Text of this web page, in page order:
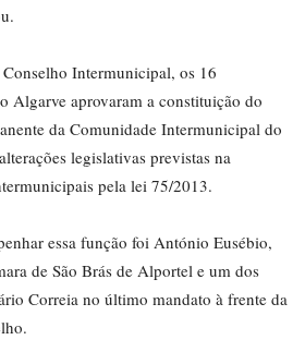
Intermunicipal, os 16
Algarve aprovaram a constituição do
da Comunidade Intermunicipal do
legislativas previstas na
pela lei 75/2013.
essa função foi António Eusébio,
de São Brás de Alportel e um dos
Correia no último mandato à frente da